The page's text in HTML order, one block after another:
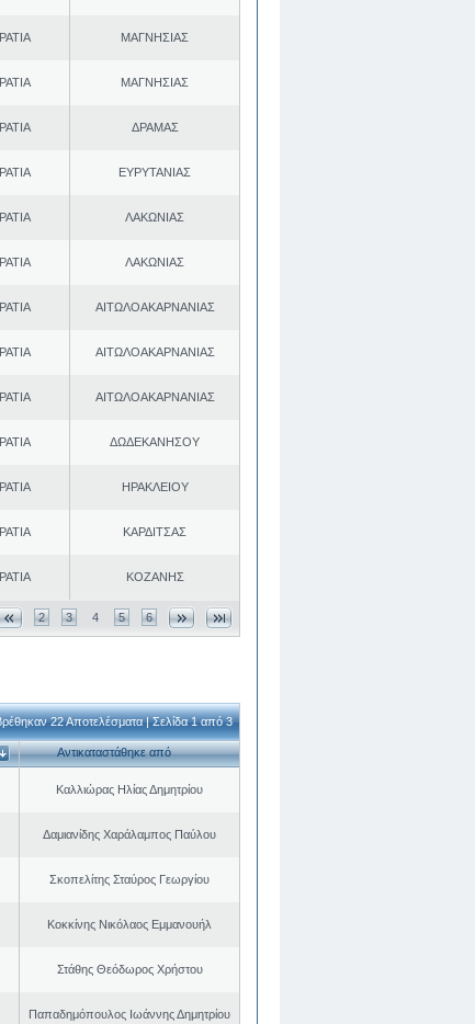
ΜΑΓΝΗΣΙΑΣ
ΜΑΓΝΗΣΙΑΣ
ΔΡΑΜΑΣ
ΕΥΡΥΤΑΝΙΑΣ
ΛΑΚΩΝΙΑΣ
ΛΑΚΩΝΙΑΣ
ΑΙΤΩΛΟΑΚΑΡΝΑΝΙΑΣ
ΑΙΤΩΛΟΑΚΑΡΝΑΝΙΑΣ
ΑΙΤΩΛΟΑΚΑΡΝΑΝΙΑΣ
ΔΩΔΕΚΑΝΗΣΟΥ
ΗΡΑΚΛΕΙΟΥ
ΚΑΡΔΙΤΣΑΣ
ΚΟΖΑΝΗΣ
2 3 4 5 6
22 Αποτελέσματα | Σελίδα 1 από 3
Αντικαταστάθηκε από
Καλλιώρας Ηλίας Δημητρίου
Δαμιανίδης Χαράλαμπος Παύλου
Σκοπελίτης Σταύρος Γεωργίου
Κοκκίνης Νικόλαος Εμμανουήλ
Στάθης Θεόδωρος Χρήστου
Παπαδημόπουλος Ιωάννης Δημητρίου